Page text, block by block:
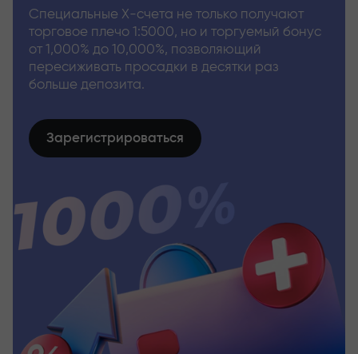
Специальные Х-счета не только получают
торговое плечо 1:5000, но и торгуемый бонус
от 1,000% до 10,000%, позволяющий
пересиживать просадки в десятки раз
больше депозита.
Зарегистрироваться